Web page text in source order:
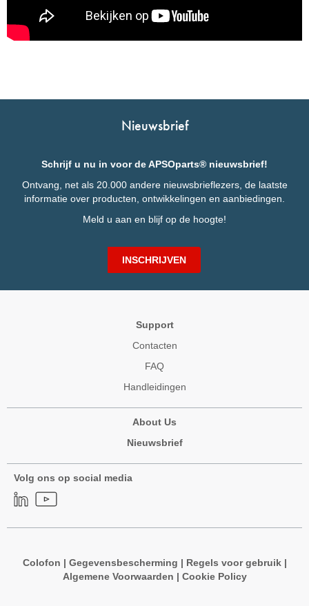
Nieuwsbrief
Schrijf u nu in voor de APSOparts® nieuwsbrief!
Ontvang, net als 20.000 andere nieuwsbrieflezers, de laatste
informatie over producten, ontwikkelingen en aanbiedingen.
Meld u aan en blijf op de hoogte!
INSCHRIJVEN
Support
Contacten
FAQ
Handleidingen
About Us
Nieuwsbrief
Volg ons op social media
Colofon | Gegevensbescherming | Regels voor gebruik|
Algemene Voorwaarden | Cookie Policy